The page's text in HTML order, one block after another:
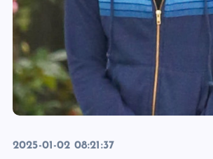
2025-01-02 08:21:37